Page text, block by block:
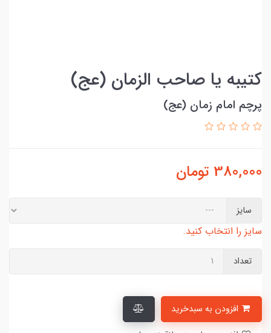
کتیبه یا صاحب الزمان (عج)
پرچم امام زمان (عج)
380,000 تومان
سایز
سایز را انتخاب کنید.
تعداد